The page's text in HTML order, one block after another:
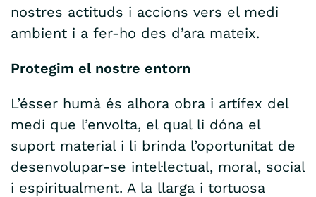
nostres actituds i accions vers el medi
ambient i a fer-ho des d’ara mateix.
Protegim el nostre entorn
L’ésser humà és alhora obra i artífex del
medi que l’envolta, el qual li dóna el
suport material i li brinda l’oportunitat de
desenvolupar-se intel·lectual, moral, social
i espiritualment. A la llarga i tortuosa